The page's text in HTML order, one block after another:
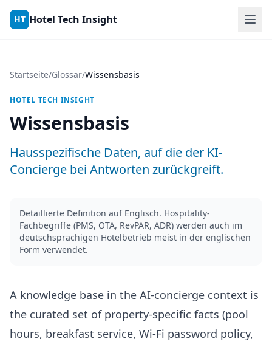
Skip to content
HT Hotel Tech Insight
Startseite/Glossar/Wissensbasis
HOTEL TECH INSIGHT
Wissensbasis
Hausspezifische Daten, auf die der KI-
Concierge bei Antworten zurückgreift.
Detaillierte Definition auf Englisch. Hospitality-
Fachbegriffe (PMS, OTA, RevPAR, ADR) werden auch im
deutschsprachigen Hotelbetrieb meist in der englischen
Form verwendet.
A knowledge base in the AI-concierge context is
the curated set of property-specific facts (pool
hours, breakfast service, Wi-Fi password policy,